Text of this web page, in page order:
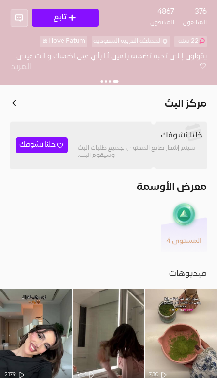
376
المُتابعون
4867
المتابعون
تابع
22 سنة المملكة العربية السعودية I love Fatum🎀
يقولون إللي تحبه تضمنه بالعين أنا بأي عين اضمنك و انت عيني
🤍
المزيد
مركز البث
خلنا نشوفك
سيتم إشعار صانع المحتوى بجميع طلبات البث
وسيقوم البث.
خلنا نشوفك
معرض الأوسمة
المستوى 4
فيديوهات
730
564
2179